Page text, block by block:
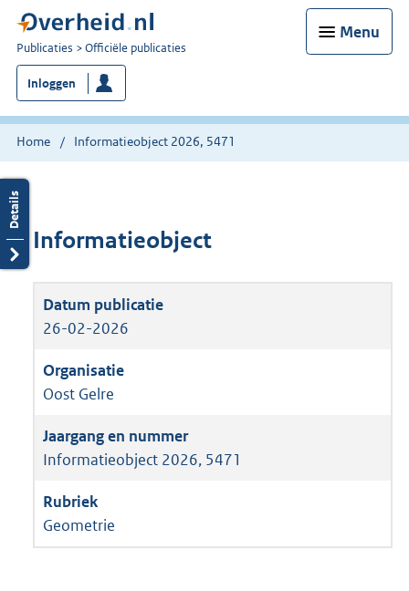
Menu
U
bent
nu
hier:
Publicaties Officiële publicaties
Inloggen
Home Informatieobject 2026, 5471
Informatieobject
26-02-2026
Oost Gelre
Informatieobject 2026, 5471
Geometrie